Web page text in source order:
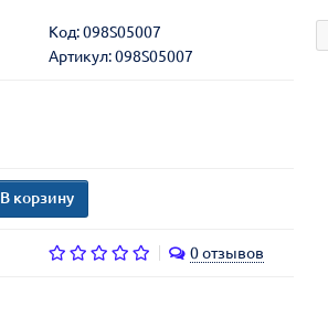
Код:098S05007
Артикул: 098S05007
В корзину
0 отзывов